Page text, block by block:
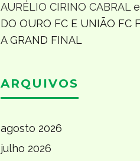
AURÉLIO CIRINO CABRAL
DO OURO FC E UNIÃO FC
A GRAND FINAL
ARQUIVOS
agosto 2026
julho 2026